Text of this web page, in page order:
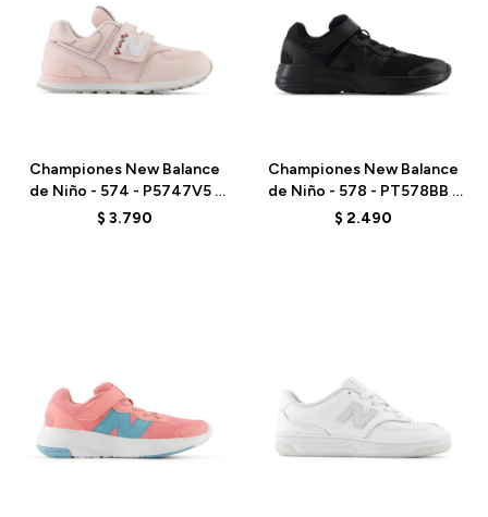
Championes New Balance
de Niño - 574 - P5747V5 -
PINK
$ 3.790
Championes New Balance
de Niño - 578 - PT578BB -
BLACK
$ 2.490